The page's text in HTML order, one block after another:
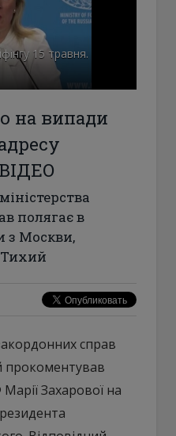
15 травня.
на випади
полягає в
з Москви,
Тихий
справ
прокоментував
Захарової на